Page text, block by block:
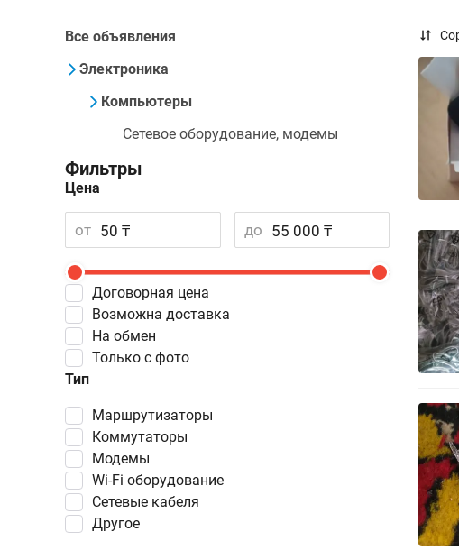
Все объявления
Электроника
Компьютеры
Сетевое оборудование, модемы
Фильтры
Цена
от до
Договорная цена
Возможна доставка
Тип
маршрутизаторы
коммутаторы
модемы
Wi-Fi оборудование
сетевые кабеля
другое
На обмен
Только с фото